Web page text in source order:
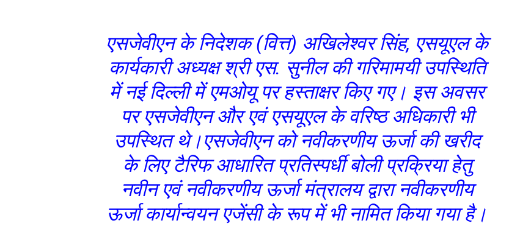
एसजेवीएन के निदेशक (वित्त) अखिलेश्वर सिंह, एसयूएल के
कार्यकारी अध्यक्ष श्री एस. सुनील की गरिमामयी उपस्थिति
में नई दिल्ली में एमओयू पर हस्ताक्षर किए गए। इस अवसर
पर एसजेवीएन और एवं एसयूएल के वरिष्ठ अधिकारी भी
उपस्थित थे।एसजेवीएन को नवीकरणीय ऊर्जा की खरीद
के लिए टैरिफ आधारित प्रतिस्पर्धी बोली प्रक्रिया हेतु
नवीन एवं नवीकरणीय ऊर्जा मंत्रालय द्वारा नवीकरणीय
ऊर्जा कार्यान्वयन एजेंसी के रूप में भी नामित किया गया है।